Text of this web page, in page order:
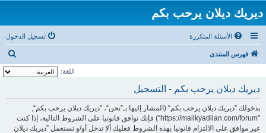
ديريك ديلان يرحب بكم
الأسئلة المتكررة تسجيل الدخول
فهرس المنتدى
ح
اللغة:
ديريك ديلان يرحب بكم - التسجيل
بدخولك ”ديريك ديلان يرحب بكم“ (المشار إليها بـ”نحن“، ”ديريك ديلان يرحب بكم“,
”https://malikyadilan.com/forum“) فإنك توافق قانونيا على الشروط التالية، إذا كنت
غير موافق على الالتزام قانونيا بهذه الشروط فعليك ألا تدخل أو/و تستعمل ”ديريك ديلان